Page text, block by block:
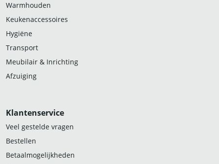
Warmhouden
Keukenaccessoires
Hygiëne
Transport
Meubilair & Inrichting
Afzuiging
Klantenservice
Veel gestelde vragen
Bestellen
Betaalmogelijkheden